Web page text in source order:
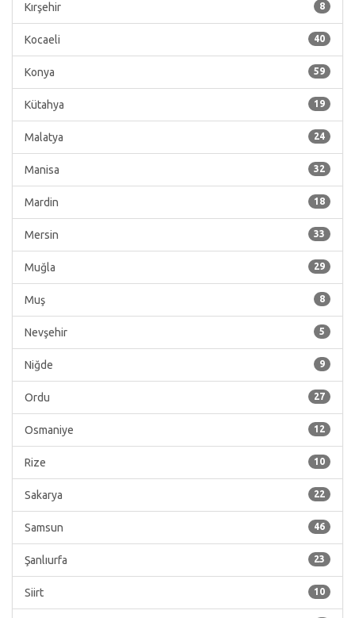
8
Kırşehir
40
Kocaeli
59
Konya
19
Kütahya
24
Malatya
32
Manisa
18
Mardin
33
Mersin
29
Muğla
8
Muş
5
Nevşehir
9
Niğde
27
Ordu
12
Osmaniye
10
Rize
22
Sakarya
46
Samsun
23
Şanlıurfa
10
Siirt